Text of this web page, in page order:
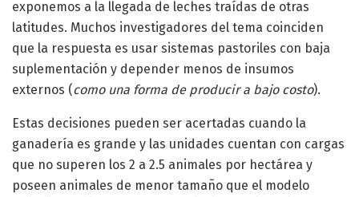
exponemos a la llegada de leches traídas de otras
latitudes. Muchos investigadores del tema coinciden
que la respuesta es usar sistemas pastoriles con baja
suplementación y depender menos de insumos
externos (como una forma de producir a bajo costo).
Estas decisiones pueden ser acertadas cuando la
ganadería es grande y las unidades cuentan con cargas
que no superen los 2 a 2.5 animales por hectárea y
poseen animales de menor tamaño que el modelo